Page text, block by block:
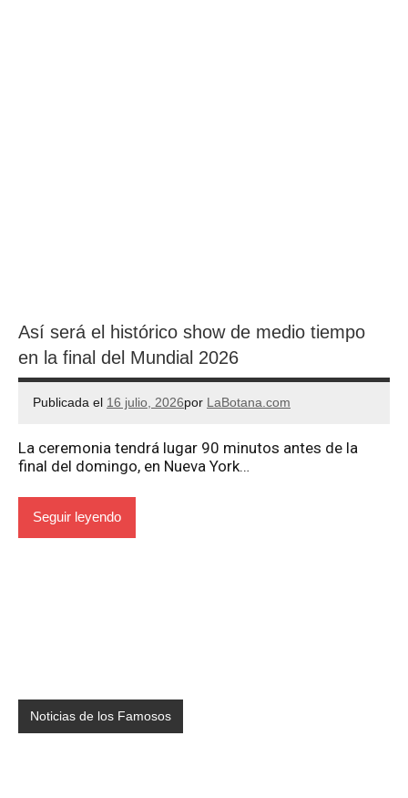
Así será el histórico show de medio tiempo
en la final del Mundial 2026
Publicada el 16 julio, 2026por LaBotana.com
La ceremonia tendrá lugar 90 minutos antes de la
final del domingo, en Nueva York…
Seguir leyendo
Noticias de los Famosos